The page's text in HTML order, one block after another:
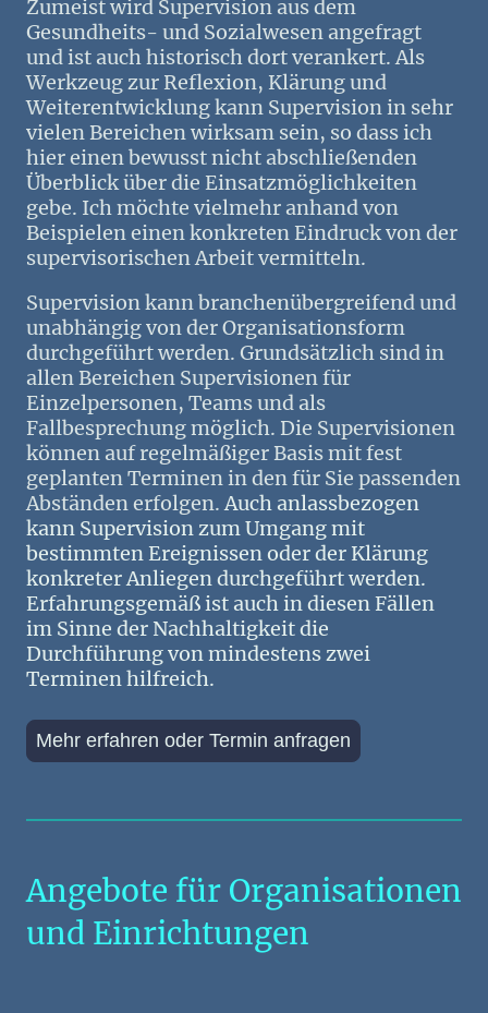
Zumeist wird Supervision aus dem
Gesundheits- und Sozialwesen angefragt
und ist auch historisch dort verankert. Als
Werkzeug zur Reflexion, Klärung und
Weiterentwicklung kann Supervision in sehr
vielen Bereichen wirksam sein, so dass ich
hier einen bewusst nicht abschließenden
Überblick über die Einsatzmöglichkeiten
gebe. Ich möchte vielmehr anhand von
Beispielen einen konkreten Eindruck von der
supervisorischen Arbeit vermitteln.
Supervision kann branchenübergreifend und
unabhängig von der Organisationsform
durchgeführt werden. Grundsätzlich sind in
allen Bereichen Supervisionen für
Einzelpersonen, Teams und als
Fallbesprechung möglich. Die Supervisionen
können auf regelmäßiger Basis mit fest
geplanten Terminen in den für Sie passenden
Abständen erfolgen.Auch anlassbezogen
kann Supervision zum Umgang mit
bestimmten Ereignissen oder der Klärung
konkreter Anliegen durchgeführt werden.
Erfahrungsgemäß ist auch in diesen Fällen
im Sinne der Nachhaltigkeit die
Durchführung von mindestens zwei
Terminen hilfreich.
Mehr erfahren oder Termin anfragen
Angebote für Organisationen
und Einrichtungen